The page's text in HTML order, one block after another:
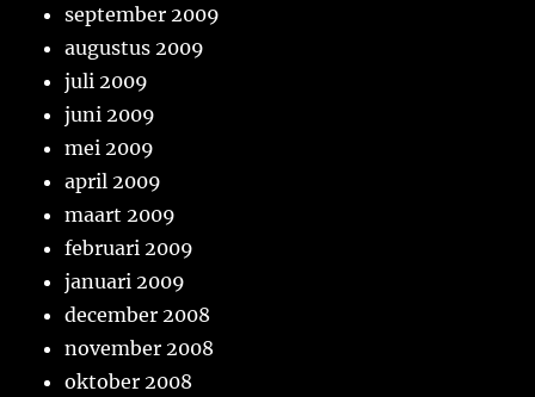
september 2009
augustus 2009
juli 2009
juni 2009
mei 2009
april 2009
maart 2009
februari 2009
januari 2009
december 2008
november 2008
oktober 2008